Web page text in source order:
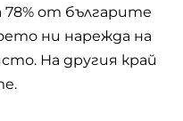
78% от българите
ни нарежда на
На другия край